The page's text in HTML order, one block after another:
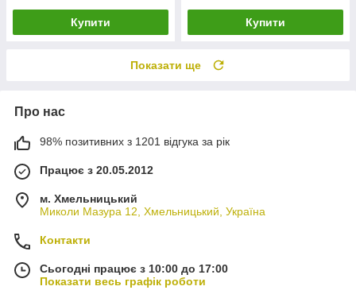
Купити Купити
Показати ще
Про нас
98% позитивних з 1201 відгука за рік
Працює з 20.05.2012
м. Хмельницький
Миколи Мазура 12, Хмельницький, Україна
Контакти
Сьогодні працює з 10:00 до 17:00
Показати весь графік роботи